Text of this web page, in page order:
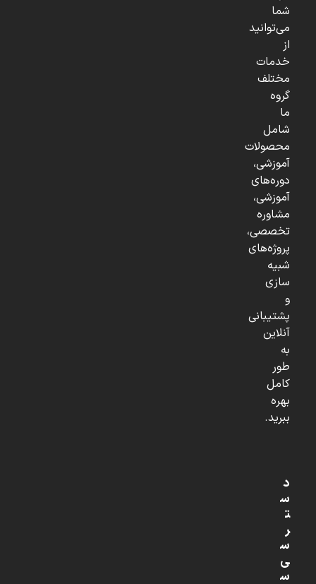
شما
می‌توانید
از
خدمات
مختلف
گروه
ما
شامل
محصولات
آموزشی،
دوره‌های
آموزشی،
مشاوره
تخصصی،
پروژه‌های
شبیه
سازی
و
پشتیبانی
آنلاین
به
طور
کامل
بهره
ببرید.
د
س
ت
ر
س
ی
س